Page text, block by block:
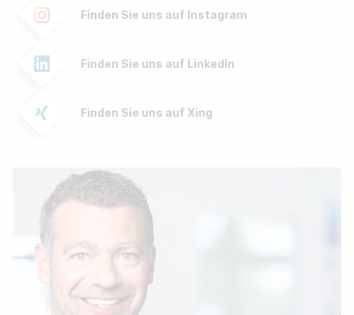
Finden Sie uns auf Instagram
Finden Sie uns auf LinkedIn
Finden Sie uns auf Xing